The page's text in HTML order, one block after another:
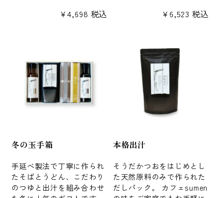
¥4,698 税込 ¥ 6,523 税込
冬の玉手箱
手延べ製法で丁寧に作られ
たそばとうどん、こだわり
のつゆと出汁を組み合わせ
本格出汁
そうだかつおをはじめとし
た天然原料のみで作られた
だしパック。 カフェsumen